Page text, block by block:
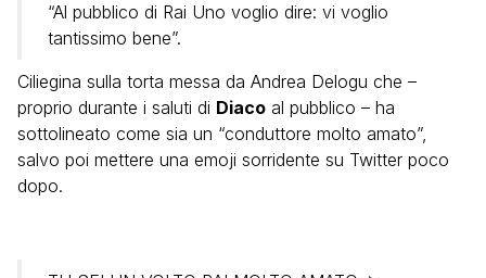
“Al pubblico di Rai Uno voglio dire: vi voglio
tantissimo bene”.
Ciliegina sulla torta messa da Andrea Delogu che –
proprio durante i saluti di Diaco al pubblico – ha
sottolineato come sia un “conduttore molto amato”,
salvo poi mettere una emoji sorridente su Twitter poco
dopo.